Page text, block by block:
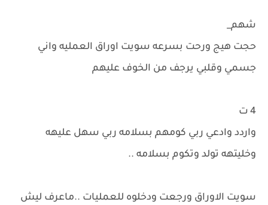
شهم_
حجت هيج ورحت بسرعه سويت اوراق العمليه واني
جسمي وقلبي يرجف من الخوف عليهم
4 ت
واردد وادعي ربي كومهم بسلامه ربي سهل عليهه
وخليتهه تولد وتكوم بسلامه ..
سويت الاوراق ورجعت ودخلوه للعمليات ..ماعرف ليش